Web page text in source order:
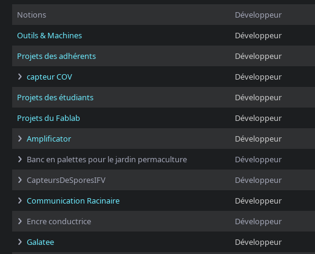
Notions
Développeur
Outils & Machines
Développeur
Projets des adhérents
Développeur
capteur COV
Développeur
Projets des étudiants
Développeur
Projets du Fablab
Développeur
Amplificator
Développeur
Banc en palettes pour le jardin permaculture
Développeur
CapteursDeSporesIFV
Développeur
Communication Racinaire
Développeur
Encre conductrice
Développeur
Galatee
Développeur